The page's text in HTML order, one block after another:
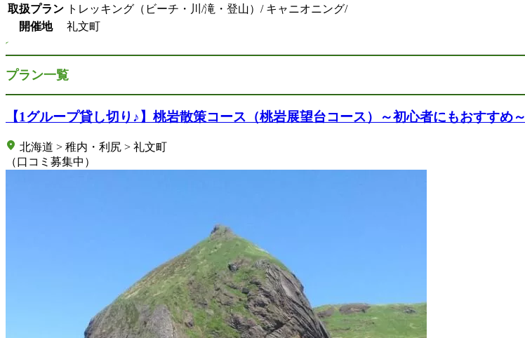
取扱プラン トレッキング（ビーチ・川/滝・登山）/ キャニオニング/
開催地
礼文町
プラン一覧
【1グループ貸し切り♪】桃岩散策コース（桃岩展望台コース）～初心者にもおすすめ～
北海道 > 稚内・利尻 > 礼文町
（口コミ募集中）